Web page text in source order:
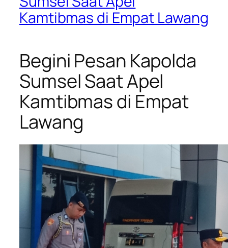
Kamtibmas di Empat Lawang
Begini Pesan Kapolda
Sumsel Saat Apel
Kamtibmas di Empat
Lawang